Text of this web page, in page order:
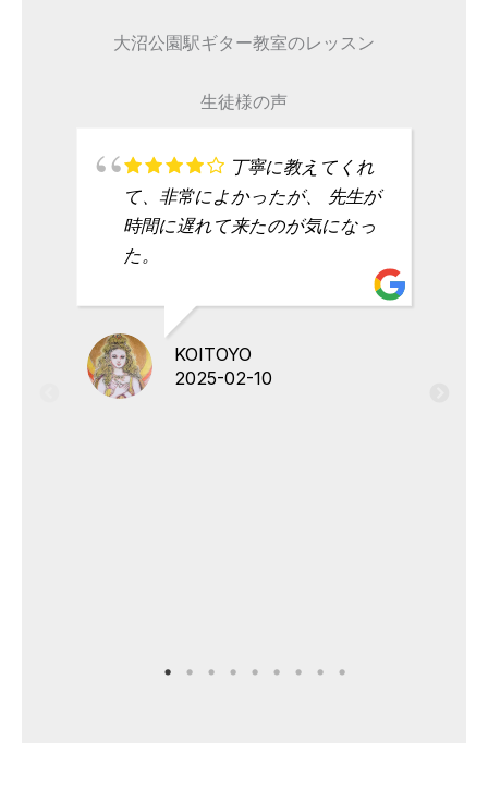
大沼公園駅ギター教室のレッスン
生徒様の声
丁寧に教えてくれ
て、非常によかったが、 先生が
時間に遅れて来たのが気になっ
た。
KOITOYO
2025-02-10